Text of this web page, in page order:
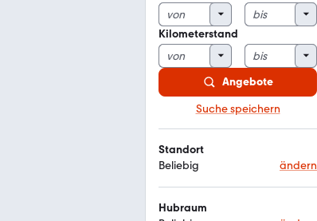
Kilometerstand
Angebote
Suche speichern
Standort
Beliebig
ändern
Hubraum